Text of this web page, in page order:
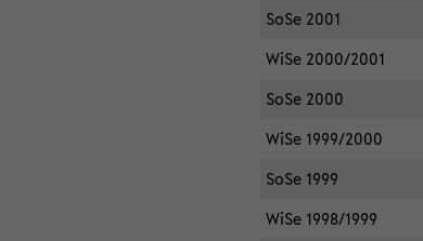
SoSe 2001
WiSe 2000/2001
SoSe 2000
WiSe 1999/2000
SoSe 1999
WiSe 1998/1999